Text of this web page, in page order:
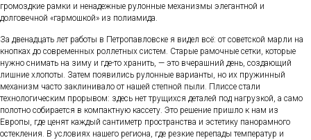
громоздкие рамки и ненадежные рулонные механизмы элегантной и
долговечной «гармошкой» из полиамида.
За двенадцать лет работы в Петропавловске я видел всё: от советской марли на
кнопках до современных роллетных систем. Старые рамочные сетки, которые
нужно снимать на зиму и где-то хранить, — это вчерашний день, создающий
лишние хлопоты. Затем появились рулонные варианты, но их пружинный
механизм часто заклинивало от нашей степной пыли. Плиссе стали
технологическим прорывом: здесь нет трущихся деталей под нагрузкой, а само
полотно собирается в компактную кассету. Это решение пришло к нам из
Европы, где ценят каждый сантиметр пространства и эстетику панорамного
остекления. В условиях нашего региона, где резкие перепады температур и